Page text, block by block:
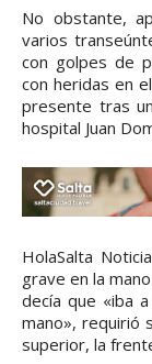
No obstante,
varios
con golpes de
con heridas en
presente tras
hospital Juan
HolaSalta
grave en la
decía que «iba
mano», requirió
superior, la